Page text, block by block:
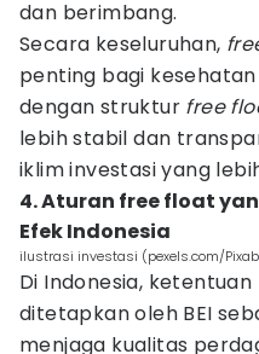
dan berimbang.
Secara keseluruhan,
penting bagi
dengan struktur free
lebih stabil dan
iklim investasi yang
4. Aturan free float
Efek Indonesia
ilustrasi investasi (pexels.com/
Di Indonesia,
ditetapkan oleh BEI
menjaga kualitas